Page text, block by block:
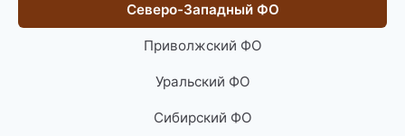
Северо-Западный ФО
Приволжский ФО
Уральский ФО
Сибирский ФО